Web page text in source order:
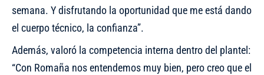
semana. Y disfrutando la oportunidad que me está dando
el cuerpo técnico, la confianza”.
Además, valoró la competencia interna dentro del plantel:
“Con Romaña nos entendemos muy bien, pero creo que el